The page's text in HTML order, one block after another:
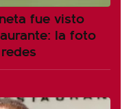
fue visto
la foto